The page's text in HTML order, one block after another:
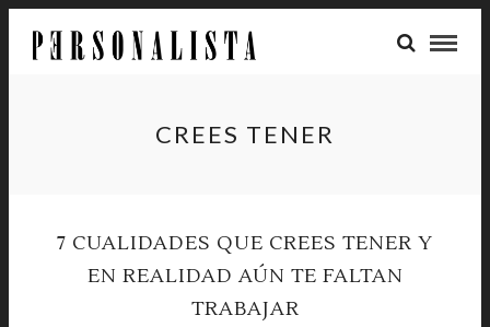
CREES TENER
7 CUALIDADES QUE CREES TENER Y
EN REALIDAD AÚN TE FALTAN
TRABAJAR